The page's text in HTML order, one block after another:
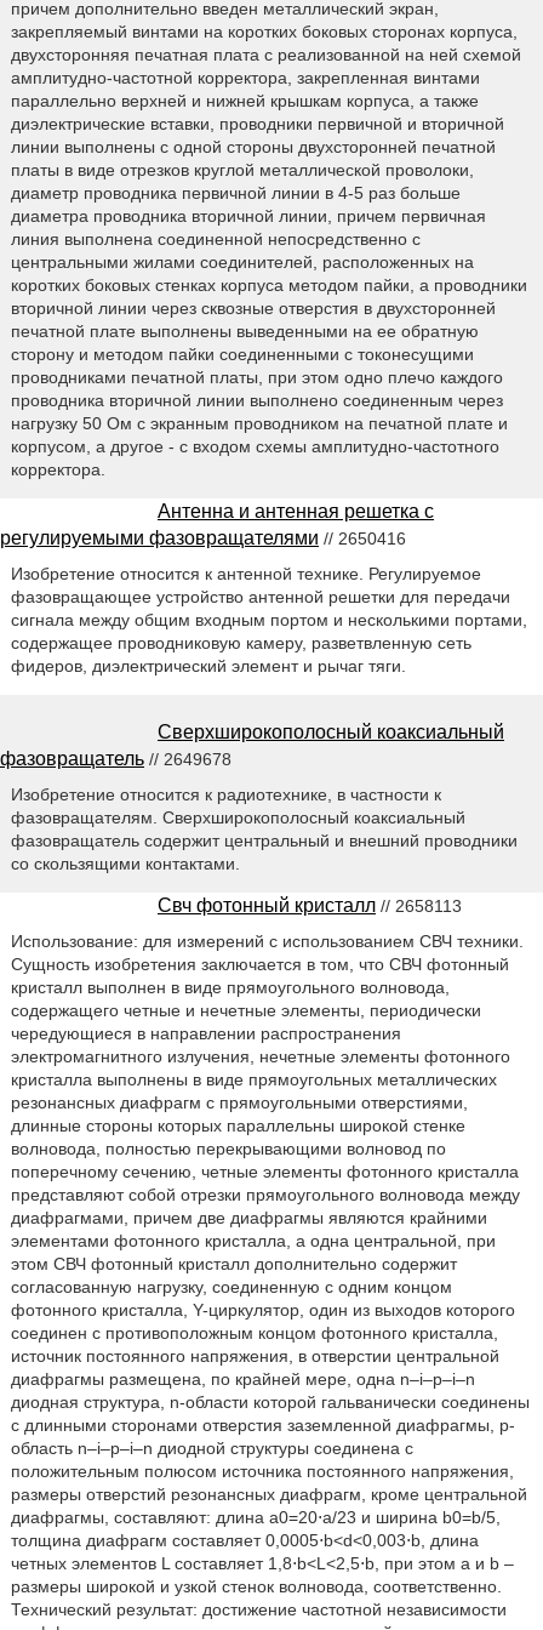
причем дополнительно введен металлический экран,
закрепляемый винтами на коротких боковых сторонах корпуса,
двухсторонняя печатная плата с реализованной на ней схемой
амплитудно-частотной корректора, закрепленная винтами
параллельно верхней и нижней крышкам корпуса, а также
диэлектрические вставки, проводники первичной и вторичной
линии выполнены с одной стороны двухсторонней печатной
платы в виде отрезков круглой металлической проволоки,
диаметр проводника первичной линии в 4-5 раз больше
диаметра проводника вторичной линии, причем первичная
линия выполнена соединенной непосредственно с
центральными жилами соединителей, расположенных на
коротких боковых стенках корпуса методом пайки, а проводники
вторичной линии через сквозные отверстия в двухсторонней
печатной плате выполнены выведенными на ее обратную
сторону и методом пайки соединенными с токонесущими
проводниками печатной платы, при этом одно плечо каждого
проводника вторичной линии выполнено соединенным через
нагрузку 50 Ом с экранным проводником на печатной плате и
корпусом, а другое - с входом схемы амплитудно-частотного
корректора.
Антенна и антенная решетка с
регулируемыми фазовращателями // 2650416
Изобретение относится к антенной технике. Регулируемое
фазовращающее устройство антенной решетки для передачи
сигнала между общим входным портом и несколькими портами,
содержащее проводниковую камеру, разветвленную сеть
фидеров, диэлектрический элемент и рычаг тяги.
Сверхширокополосный коаксиальный
фазовращатель // 2649678
Изобретение относится к радиотехнике, в частности к
фазовращателям. Сверхширокополосный коаксиальный
фазовращатель содержит центральный и внешний проводники
со скользящими контактами.
Свч фотонный кристалл // 2658113
Использование: для измерений с использованием СВЧ техники.
Сущность изобретения заключается в том, что СВЧ фотонный
кристалл выполнен в виде прямоугольного волновода,
содержащего четные и нечетные элементы, периодически
чередующиеся в направлении распространения
электромагнитного излучения, нечетные элементы фотонного
кристалла выполнены в виде прямоугольных металлических
резонансных диафрагм с прямоугольными отверстиями,
длинные стороны которых параллельны широкой стенке
волновода, полностью перекрывающими волновод по
поперечному сечению, четные элементы фотонного кристалла
представляют собой отрезки прямоугольного волновода между
диафрагмами, причем две диафрагмы являются крайними
элементами фотонного кристалла, а одна центральной, при
этом СВЧ фотонный кристалл дополнительно содержит
согласованную нагрузку, соединенную с одним концом
фотонного кристалла, Y-циркулятор, один из выходов которого
соединен с противоположным концом фотонного кристалла,
источник постоянного напряжения, в отверстии центральной
диафрагмы размещена, по крайней мере, одна n–i–p–i–n
диодная структура, n-области которой гальванически соединены
с длинными сторонами отверстия заземленной диафрагмы, p-
область n–i–p–i–n диодной структуры соединена с
положительным полюсом источника постоянного напряжения,
размеры отверстий резонансных диафрагм, кроме центральной
диафрагмы, составляют: длина a0=20⋅a/23 и ширина b0=b/5,
толщина диафрагм составляет 0,0005⋅b<d<0,003⋅b, длина
четных элементов L составляет 1,8⋅b<L<2,5⋅b, при этом a и b –
размеры широкой и узкой стенок волновода, соответственно.
Технический результат: достижение частотной независимости